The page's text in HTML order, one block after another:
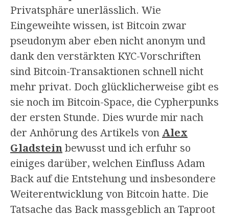
Privatsphäre unerlässlich. Wie
Eingeweihte wissen, ist Bitcoin zwar
pseudonym aber eben nicht anonym und
dank den verstärkten KYC-Vorschriften
sind Bitcoin-Transaktionen schnell nicht
mehr privat. Doch glücklicherweise gibt es
sie noch im Bitcoin-Space, die Cypherpunks
der ersten Stunde. Dies wurde mir nach
der Anhörung des Artikels von Alex
Gladstein bewusst und ich erfuhr so
einiges darüber, welchen Einfluss Adam
Back auf die Entstehung und insbesondere
Weiterentwicklung von Bitcoin hatte. Die
Tatsache das Back massgeblich an Taproot